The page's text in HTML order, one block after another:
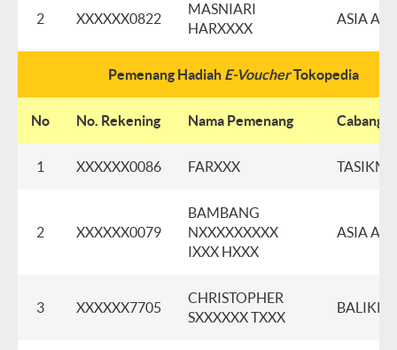
2 XXXXXX0822
MASNIARI
HARXXXX
ASIA
Pemenang Hadiah E-VoucherTokopedia
No No. Rekening Nama Pemenang Cabang
1 XXXXXX0086 FARXXX
2 XXXXXX0079
BAMBANG
NXXXXXXXXX
IXXX HXXX
ASIA
3 XXXXXX7705
CHRISTOPHER
SXXXXXX TXXX